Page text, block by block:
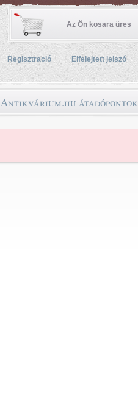
Az Ön kosara üres
Regisztració Elfelejtett jelszó
Antikvárium.hu átadópontok